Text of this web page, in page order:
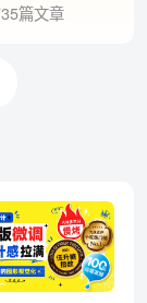
篇文章